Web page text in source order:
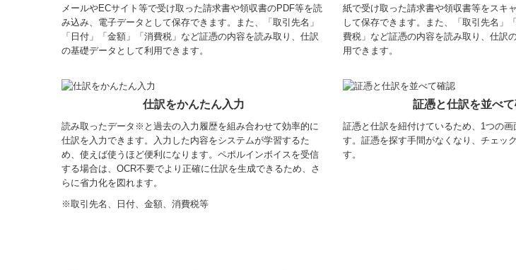
メールやECサイト等で受け取った請求書や領収書のPDF等を読
み込み、電子データとして保存できます。また、「取引先名」
「日付」「金額」「消費税」など証憑の内容を読み取り、仕訳
の基礎データとして利用できます。
紙で受け取った請求書や領収書等をスキ
して保存できます。また、「取引先名」
費税」など証憑の内容を読み取り、仕訳
用できます。
仕訳をかんたん入力
読み取ったデータ※と過去の入力履歴を組み合わせて効率的に
仕訳を入力できます。入力した内容をシステムが学習するた
め、使えば使うほど便利になります。ペポルインボイスを受信
する場合は、OCR不要でより正確に仕訳を生成できるため、さ
らに省力化を図れます。
※取引先名、日付、金額、消費税等
証憑と仕訳を並べ
証憑と仕訳を紐付けているため、1つの画
す。証憑を探す手間がなくなり、チェッ
す。